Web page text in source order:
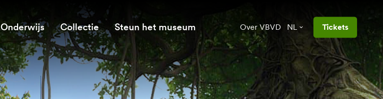
Onderwijs Collectie Steun het museum Over VBVD NL Tickets